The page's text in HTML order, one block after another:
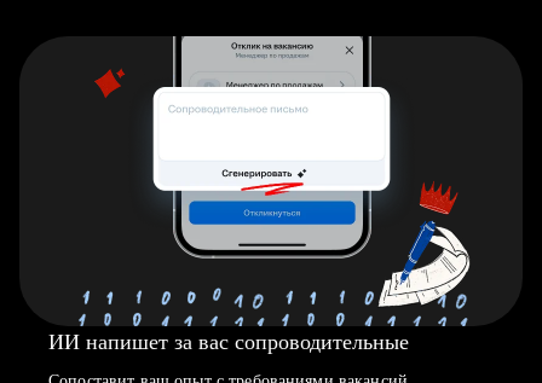
ИИ напишет за вас сопроводительные